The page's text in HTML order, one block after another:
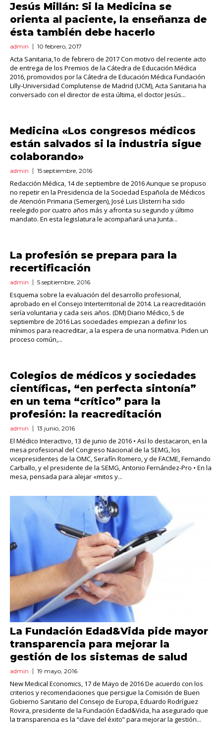
Jesús Millán: Si la Medicina se
orienta al paciente, la enseñanza de
ésta también debe hacerlo
admin 10 febrero, 2017
Acta Sanitaria,1o de febrero de 2017 Con motivo del reciente acto
de entrega de los Premios de la Cátedra de Educación Médica
2016, promovidos por la Cátedra de Educación Médica Fundación
Lilly-Universidad Complutense de Madrid (UCM), Acta Sanitaria ha
conversado con el director de esta última, el doctor Jesús...
Medicina «Los congresos médicos
están salvados si la industria sigue
colaborando»
admin 15 septiembre, 2016
Redacción Médica, 14 de septiembre de 2016 Aunque se propuso
no repetir en la Presidencia de la Sociedad Española de Médicos
de Atención Primaria (Semergen), José Luis Llisterri ha sido
reelegido por cuatro años más y afronta su segundo y último
mandato. En esta legislatura le acompañará una Junta...
La profesión se prepara para la
recertificación
admin 5 septiembre, 2016
Esquema sobre la evaluación del desarrollo profesional,
aprobado en el Consejo Interterritorial de 2014. La reacreditación
sería voluntaria y cada seis años. (DM) Diario Médico, 5 de
septiembre de 2016 Las sociedades empiezan a definir los
mínimos para reacreditar, a la espera de una normativa. Piden un
proceso común,...
Colegios de médicos y sociedades
científicas, “en perfecta sintonía”
en un tema “crítico” para la
profesión: la reacreditación
admin 13 junio, 2016
El Médico Interactivo, 13 de junio de 2016 • Así lo destacaron, en la
mesa profesional del Congreso Nacional de la SEMG, los
vicepresidentes de la OMC, Serafín Romero, y de FACME, Fernando
Carballo, y el presidente de la SEMG, Antonio Fernández-Pro • En la
mesa, pensada para alejar «mitos y...
La Fundación Edad&Vida pide mayor
transparencia para mejorar la
gestión de los sistemas de salud
admin 19 mayo, 2016
New Medical Economics, 17 de Mayo de 2016 De acuerdo con los
criterios y recomendaciones que persigue la Comisión de Buen
Gobierno Sanitario del Consejo de Europa, Eduardo Rodríguez
Rovira, presidente de la Fundación Edad&Vida, ha asegurado que
la transparencia es la “clave del éxito” para mejorar la gestión...